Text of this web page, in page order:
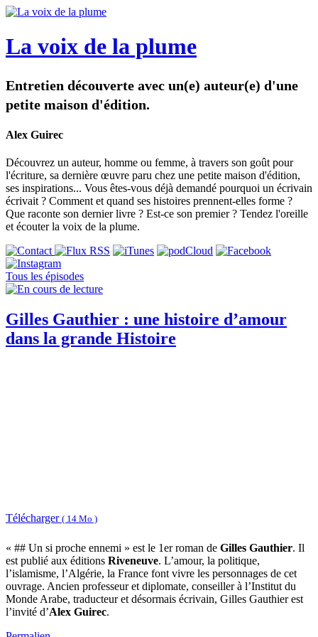
La voix de la plume
Entretien découverte avec un(e) auteur(e) d'une
petite maison d'édition.
Alex Guirec
Découvrez un auteur, homme ou femme, à travers son goût pour
l'écriture, sa dernière œuvre paru chez une petite maison d'édition,
ses inspirations... Vous êtes-vous déjà demandé pourquoi un écrivain
écrivait ? Comment et quand ses histoires prennent-elles forme ?
Que raconte son dernier livre ? Est-ce son premier ? Tendez l'oreille
et écouter la voix de la plume.
Tous les épisodes
Gilles Gauthier : une histoire d’amour
dans la grande Histoire
Télécharger ( 14 Mo )
« ## Un si proche ennemi » est le 1er roman de Gilles Gauthier. Il
est publié aux éditions Riveneuve. L’amour, la politique,
l’islamisme, l’Algérie, la France font vivre les personnages de cet
ouvrage. Ancien professeur et diplomate, conseiller à l’Institut du
Monde Arabe, traducteur et désormais écrivain, Gilles Gauthier est
l’invité d’Alex Guirec.